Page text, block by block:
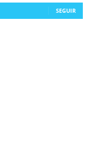
SEGUIR